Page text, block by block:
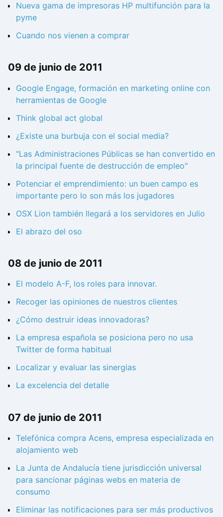
Nueva gama de impresoras HP multifunción para la
pyme
Cuando nos vienen a comprar
09 de junio de 2011
Google Engage, formación en marketing online con
herramientas de Google
Think global act global
¿Existe una burbuja con el social media?
"Las Administraciones Públicas se han convertido en
la principal fuente de destrucción de empleo"
Potenciar el emprendimiento: un buen campo es
importante pero lo son más los jugadores
OSX Lion también llegará a los servidores en Julio
El abrazo del oso
08 de junio de 2011
El modelo A-F, los roles para innovar.
Recoger las opiniones de nuestros clientes
¿Cómo destruir ideas innovadoras?
La empresa española se posiciona pero no usa
Twitter de forma habitual
Localizar y evaluar las sinergias
La excelencia del detalle
07 de junio de 2011
Telefónica compra Acens, empresa especializada en
alojamiento web
La Junta de Andalucía tiene jurisdicción universal
para sancionar páginas webs en materia de
consumo
Eliminar las notificaciones para ser más productivos